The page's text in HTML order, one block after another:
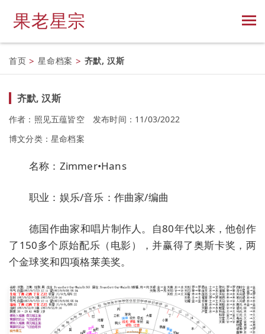
果老星宗
首页 > 星命档案 > 齐默, 汉斯
齐默, 汉斯
作者：照见五蕴皆空
发布时间：11/03/2022
博文分类： 星命档案
名称：Zimmer•Hans
职业：娱乐/音乐：作曲家/编曲
德国作曲家和唱片制作人。自80年代以来，他创作
了150多个原始配乐（电影），并赢得了奥斯卡奖，两
个金球奖和四项格莱美奖。